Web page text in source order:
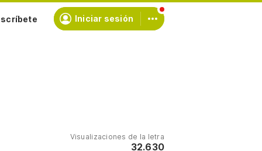
Iniciar sesión
Visualizaciones de la letra
32.630